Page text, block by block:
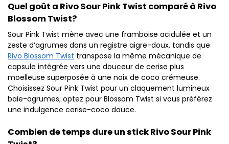
Quel goût a Rivo Sour Pink Twist comparé à Rivo
Blossom Twist?
Sour Pink Twist mène avec une framboise acidulée et un
zeste d’agrumes dans un registre aigre-doux, tandis que
Rivo Blossom Twist transpose la même mécanique de
capsule intégrée vers une douceur de cerise plus
moelleuse superposée à une noix de coco crémeuse.
Choisissez Sour Pink Twist pour un claquement lumineux
baie-agrumes; optez pour Blossom Twist si vous préférez
une indulgence cerise-coco douce.
Combien de temps dure un stick Rivo Sour Pink